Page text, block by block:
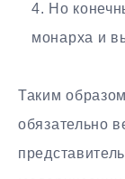
Но
монарха и
Таким
обязательно